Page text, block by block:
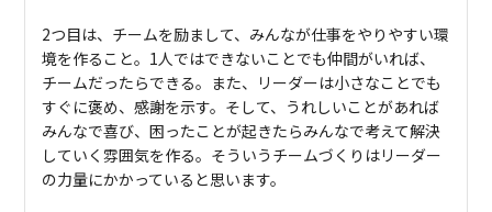
2つ目は、チームを励まして、みんなが仕事をやりやすい環
境を作ること。1人ではできないことでも仲間がいれば、
チームだったらできる。また、リーダーは小さなことでも
すぐに褒め、感謝を示す。そして、うれしいことがあれば
みんなで喜び、困ったことが起きたらみんなで考えて解決
していく雰囲気を作る。そういうチームづくりはリーダー
の力量にかかっていると思います。